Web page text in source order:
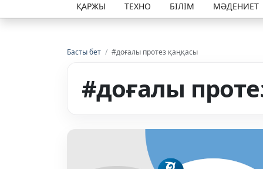
ҚАРЖЫ
ТЕХНО БІЛІМ МӘДЕНИЕТ
Басты бет / #доғалы протез қаңқасы
#доғалы